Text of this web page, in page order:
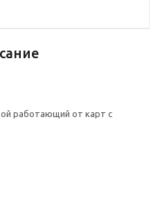
работающий от карт с